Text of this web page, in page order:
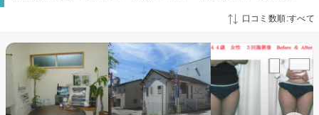
口コミ数順:すべて